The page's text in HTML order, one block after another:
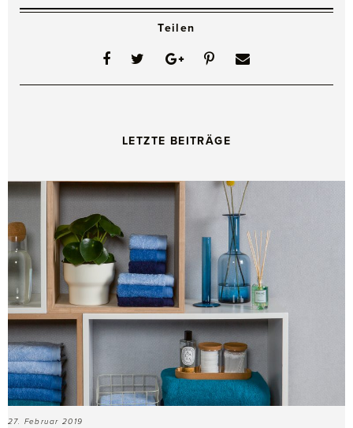
Teilen
LETZTE BEITRÄGE
27. Februar 2019